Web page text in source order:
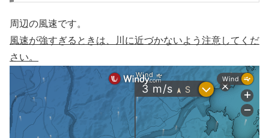
周辺の風速です。
風速が強すぎるときは、川に近づかないよう注意してくだ
さい。